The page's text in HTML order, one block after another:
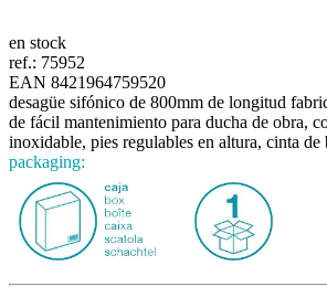
en stock
ref.: 75952
EAN 8421964759520
desagüe sifónico de 800mm de longitud
de fácil mantenimiento para ducha de obra,
inoxidable, pies regulables en altura, cinta de
packaging: